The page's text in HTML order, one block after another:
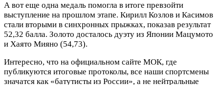
А вот еще одна медаль помогла в итоге превзойти
выступление на прошлом этапе. Кирилл Козлов и Касимов
стали вторыми в синхронных прыжках, показав результат
52,32 балла. Золото досталось дуэту из Японии Мацумото
и Хаято Мияно (54,73).
Интересно, что на официальном сайте МОК, где
публикуются итоговые протоколы, все наши спортсмены
значатся как «батутисты из России», а не нейтральные